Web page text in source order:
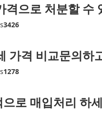
격으로 처분할 수
3426
가격 비교문의하
1278
로 매입처리 하